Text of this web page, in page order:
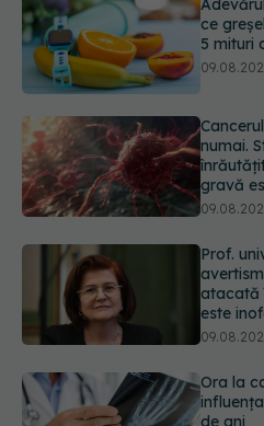
numai.
Prof.
atacată
Ora la
de ani
Cum